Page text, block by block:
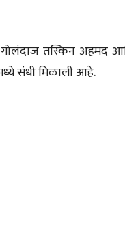
तस्किन अहमद
संधी मिळाली आहे.